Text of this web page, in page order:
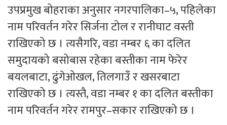
उपप्रमुख बोहराका अनुसार नगरपालिका–५, पहिलेका
नाम परिवर्तन गरेर सिर्जना टोल र रानीघाट वस्ती
राखिएको छ । त्यसैगरि, वडा नम्बर ६ का दलित
समुदायको बसोबास रहेका बस्तीका नाम फेरेर
बयलबाटा, ढुंगेओखल, तिलगाउँ र खसरबाटा
राखिएको छ । त्यस्तै, वडा नम्बर १ का दलित बस्तीका
नाम परिवर्तन गरेर रामपुर–सकार राखिएको छ ।